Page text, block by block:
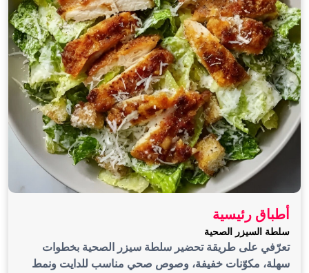
أطباق رئيسية
سلطة السيزر الصحية
تعرّفي على طريقة تحضير سلطة سيزر الصحية بخطوات
سهلة، مكوّنات خفيفة، وصوص صحي مناسب للدايت ونمط